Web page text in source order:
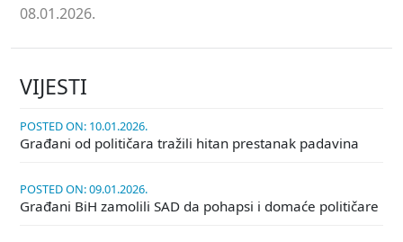
08.01.2026.
VIJESTI
POSTED ON: 10.01.2026.
Građani od političara tražili hitan prestanak padavina
POSTED ON: 09.01.2026.
Građani BiH zamolili SAD da pohapsi i domaće političare